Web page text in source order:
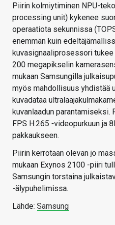
Piirin kolmiytiminen NPU-
processing unit) kykenee
operaatiota sekunnissa
enemmän kuin
kuvasignaaliprosessori
200 megapikselin
mukaan Samsungilla
myös mahdollisuus yhdistää
kuvadataa
kuvanlaadun
FPS H.265 -videopurkuun ja
pakkaukseen.
Piirin kerrotaan olevan jo
mukaan Exynos 2100 -piiri
Samsungin torstaina
-älypuhelimissa.
Lähde: Samsung